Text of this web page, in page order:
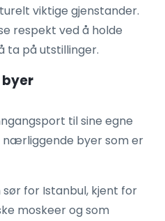
viktige gjenstander.
respekt ved å holde
ta på utstillinger.
til sine egne
nærliggende byer som er
sør for Istanbul, kjent for
moskeer og som